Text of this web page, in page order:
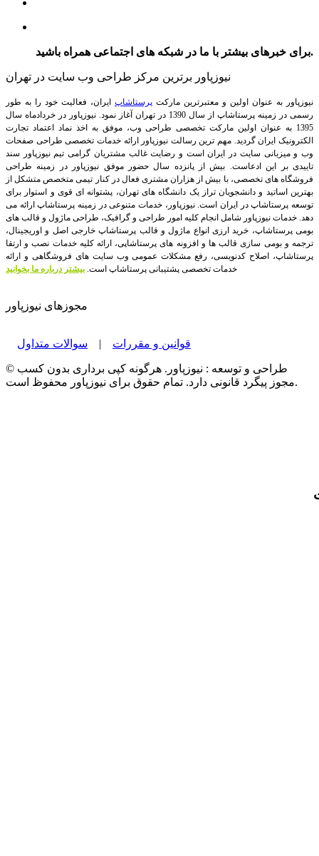
برای خبرهای بیشتر با ما در شبکه های اجتماعی همراه باشید.
نیوزپاور برترین مرکز طراحی وب سایت در تهران
نیوزپاور به عنوان اولین و معتبرترین مارکت پرستاشاپ ایران، فعالیت خود را به طور
رسمی در زمینه پرستاشاپ از سال 1390 در تهران آغاز نمود. نیوزپاور در خردادماه سال
1395 به عنوان اولین مارکت تخصصی طراحی وب، موفق به اخذ نماد اعتماد تجارت
الکترونیک ایران گردید. مهم ترین رسالت نیوزپاور ارائه خدمات تخصصی طراحی صفحات
وب و میزبانی سایت در ایران است و رضایت غالب مشتریان گرامی تیم نیوزپاور سند
تاییدی بر این ادعاست. بیش از پانزده سال حضور موفق نیوزپاور در زمینه طراحی
فروشگاه های تخصصی، با بیش از هزاران مشتری فعال در کنار تیمی متخصص متشکل از
بهترین اساتید و دانشجویان تراز یک دانشگاه های تهران، پشتوانه ای قوی و استوار برای
توسعه پرستاشاپ در ایران است.نیوزپاور، خدمات متنوعی در زمینه پرستاشاپ ارائه می
دهد. خدمات نیوزپاور شامل انجام کلیه امور طراحی و گرافیک، طراحی ماژول و قالب های
بومی پرستاشاپ، خرید ارزی انواع ماژول و قالب پرستاشاپ خارجی اصل و اوریجینال،
ترجمه و بومی سازی قالب ها و افزونه های پرستاشاپی، ارائه کلیه خدمات نصب و ارتقا
پرستاشاپ، اصلاح کدنویسی، رفع مشکلات عمومی وب سایت های فروشگاهی و ارائه
خدمات تخصصی پشتیبانی پرستاشاپ است. بیشتر درباره ما بخوانید
مجوزهای نیوزپاور
قوانین و مقررات | سوالات متداول
© طراحی و توسعه : نیوزپاور. هرگونه کپی برداری بدون کسب
مجوز پیگرد قانونی دارد. تمام حقوق برای نیوزپاور محفوظ است.